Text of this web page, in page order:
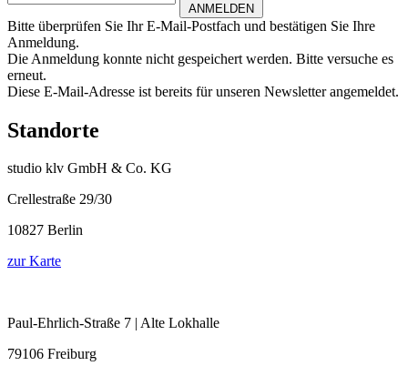
ANMELDEN
Bitte überprüfen Sie Ihr E-Mail-Postfach und bestätigen Sie Ihre
Anmeldung.
Die Anmeldung konnte nicht gespeichert werden. Bitte versuche es
erneut.
Diese E-Mail-Adresse ist bereits für unseren Newsletter angemeldet.
Standorte
studio klv GmbH & Co. KG
Crellestraße 29/30
10827 Berlin
zur Karte
Paul-Ehrlich-Straße 7 | Alte Lokhalle
79106 Freiburg